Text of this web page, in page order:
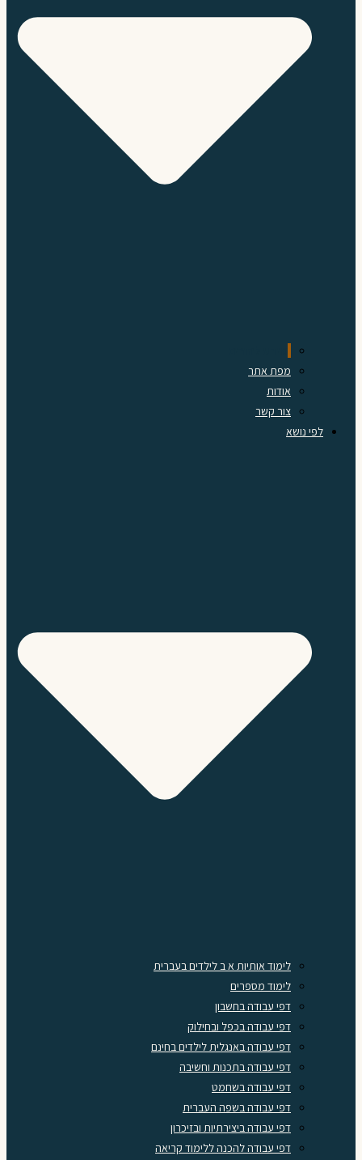
מפת אתר
אודות
צור קשר
לפי נושא
לימוד אותיות א ב לילדים בעברית
לימוד מספרים
דפי עבודה בחשבון
דפי עבודה בכפל ובחילוק
דפי עבודה באנגלית לילדים בחינם
דפי עבודה בתכנות וחשיבה
דפי עבודה בשחמט
דפי עבודה בשפה העברית
דפי עבודה ביצירתיות ובזיכרון
דפי עבודה להכנה ללימוד קריאה